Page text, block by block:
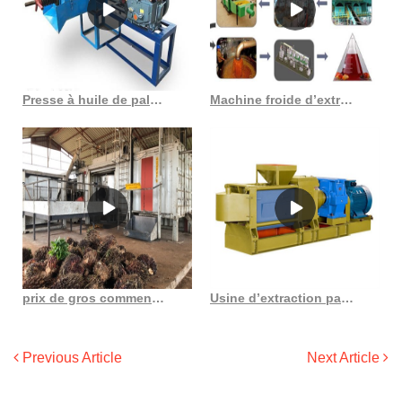
Presse à huile de palme hydraulique, moulin à huile à usage commercial Machine froide d’extrait de presse d’huile de noix de coco de palme au Gabon
prix de gros comment choisir une bonne liste de plantes d’extraction d’huile de palme Usine d’extraction par solvant d’huile de palme/huile de palme intermittente en France
Previous Article Next Article